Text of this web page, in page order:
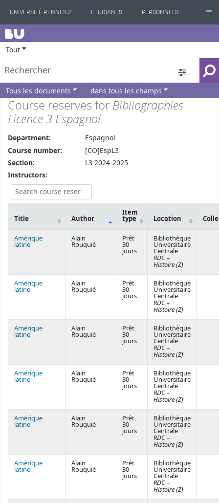
UNIVERSITÉ RENNES 2 ÉTUDIANTS PERSONNELS
INTERNATIONAL
⸱⸱⸱
BU
Tout
Tous les documents dans tous les champs
Course reserves for Bibliographies
Licence 3 Espagnol
Department:
Espagnol
Course number:
[CO]EspL3
Section:
L3 2024-2025
Instructors:
Courses
Title Author
Item
type Location
Amérique
latine
Alain
Rouquié
Prêt
30
jours
Bibliothèque
Universitaire
Centrale
RDC –
Histoire (Z)
Amérique
latine
Alain
Rouquié
Prêt
30
jours
Bibliothèque
Universitaire
Centrale
RDC –
Histoire (Z)
Amérique
latine
Alain
Rouquié
Prêt
30
jours
Bibliothèque
Universitaire
Centrale
RDC –
Histoire (Z)
Amérique
latine
Alain
Rouquié
Prêt
30
jours
Bibliothèque
Universitaire
Centrale
RDC –
Histoire (Z)
Amérique
latine
Alain
Rouquié
Prêt
30
jours
Bibliothèque
Universitaire
Centrale
RDC –
Histoire (Z)
Amérique
latine
Alain
Rouquié
Prêt
30
jours
Bibliothèque
Universitaire
Centrale
RDC –
Histoire (Z)